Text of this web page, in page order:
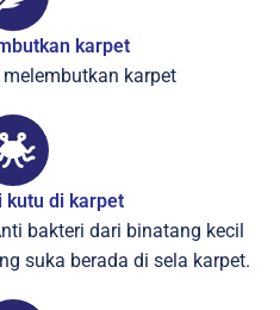
karpet
karpet
kutu di karpet
bakteri dari binatang kecil
suka berada di sela karpet.